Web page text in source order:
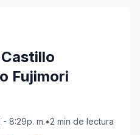
Fujimori
8:29p. m.•2 min de lectura